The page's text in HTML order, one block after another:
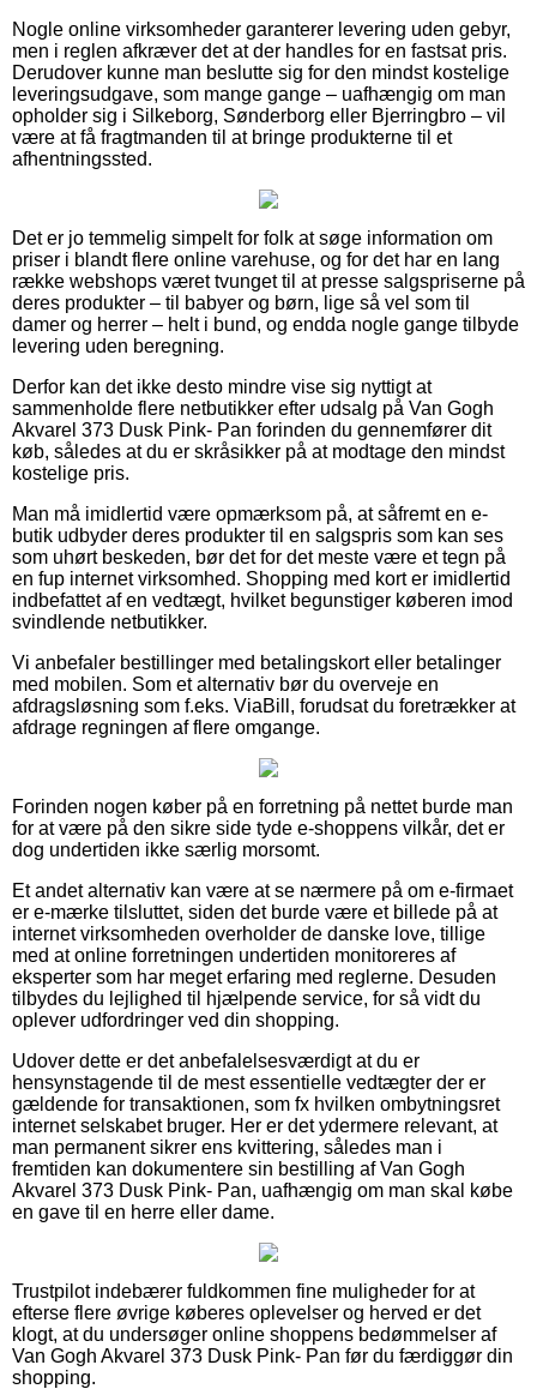
Nogle online virksomheder garanterer levering uden gebyr,
men i reglen afkræver det at der handles for en fastsat pris.
Derudover kunne man beslutte sig for den mindst kostelige
leveringsudgave, som mange gange – uafhængig om man
opholder sig i Silkeborg, Sønderborg eller Bjerringbro – vil
være at få fragtmanden til at bringe produkterne til et
afhentningssted.
Det er jo temmelig simpelt for folk at søge information om
priser i blandt flere online varehuse, og for det har en lang
række webshops været tvunget til at presse salgspriserne på
deres produkter – til babyer og børn, lige så vel som til
damer og herrer – helt i bund, og endda nogle gange tilbyde
levering uden beregning.
Derfor kan det ikke desto mindre vise sig nyttigt at
sammenholde flere netbutikker efter udsalg på Van Gogh
Akvarel 373 Dusk Pink- Pan forinden du gennemfører dit
køb, således at du er skråsikker på at modtage den mindst
kostelige pris.
Man må imidlertid være opmærksom på, at såfremt en e-
butik udbyder deres produkter til en salgspris som kan ses
som uhørt beskeden, bør det for det meste være et tegn på
en fup internet virksomhed. Shopping med kort er imidlertid
indbefattet af en vedtægt, hvilket begunstiger køberen imod
svindlende netbutikker.
Vi anbefaler bestillinger med betalingskort eller betalinger
med mobilen. Som et alternativ bør du overveje en
afdragsløsning som f.eks. ViaBill, forudsat du foretrækker at
afdrage regningen af flere omgange.
Forinden nogen køber på en forretning på nettet burde man
for at være på den sikre side tyde e-shoppens vilkår, det er
dog undertiden ikke særlig morsomt.
Et andet alternativ kan være at se nærmere på om e-firmaet
er e-mærke tilsluttet, siden det burde være et billede på at
internet virksomheden overholder de danske love, tillige
med at online forretningen undertiden monitoreres af
eksperter som har meget erfaring med reglerne. Desuden
tilbydes du lejlighed til hjælpende service, for så vidt du
oplever udfordringer ved din shopping.
Udover dette er det anbefalelsesværdigt at du er
hensynstagende til de mest essentielle vedtægter der er
gældende for transaktionen, som fx hvilken ombytningsret
internet selskabet bruger. Her er det ydermere relevant, at
man permanent sikrer ens kvittering, således man i
fremtiden kan dokumentere sin bestilling af Van Gogh
Akvarel 373 Dusk Pink- Pan, uafhængig om man skal købe
en gave til en herre eller dame.
Trustpilot indebærer fuldkommen fine muligheder for at
efterse flere øvrige køberes oplevelser og herved er det
klogt, at du undersøger online shoppens bedømmelser af
Van Gogh Akvarel 373 Dusk Pink- Pan før du færdiggør din
shopping.